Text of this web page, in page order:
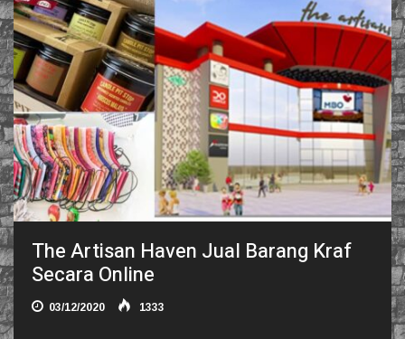
The Artisan Haven Jual Barang Kraf
Secara Online
03/12/2020 1333